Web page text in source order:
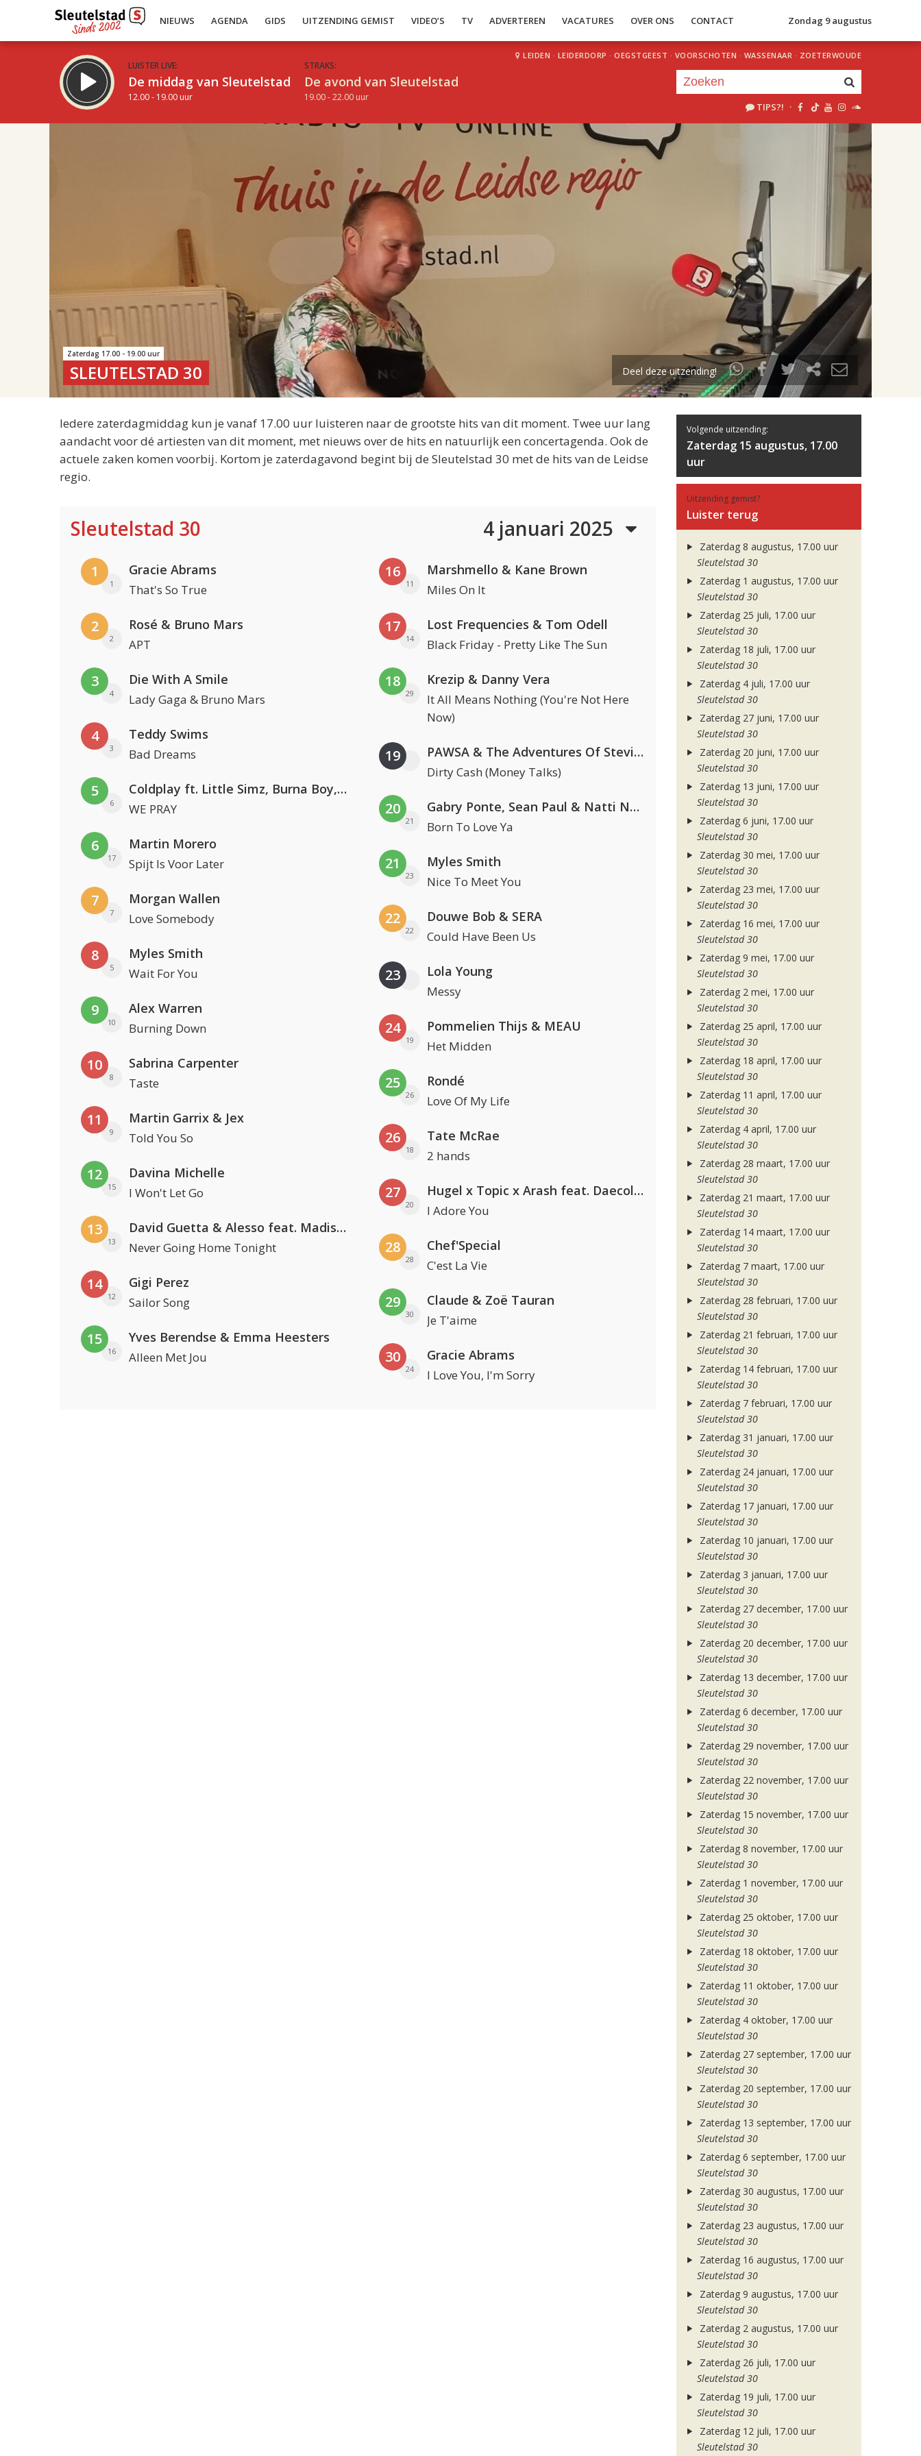
NIEUWS AGENDA GIDS UITZENDING GEMIST VIDEO’S TV ADVERTEREN VACATURES OVER ONS CONTACT Zondag 9 augustus
LUISTER LIVE:
De middag van Sleutelstad
12.00 - 19.00 uur
STRAKS:
De avond van Sleutelstad
19.00 - 22.00 uur
LEIDEN · LEIDERDORP · OEGSTGEEST · VOORSCHOTEN · WASSENAAR · ZOETERWOUDE
TIPS?! ·
uur 1 van 2
Volgend uur
Zaterdag 17.00 - 19.00 uur
SLEUTELSTAD 30 Deel deze uitzending!
Iedere zaterdagmiddag kun je vanaf 17.00 uur luisteren naar de grootste hits van dit moment. Twee uur lang
aandacht voor dé artiesten van dit moment, met nieuws over de hits en natuurlijk een concertagenda. Ook de
actuele zaken komen voorbij. Kortom je zaterdagavond begint bij de Sleutelstad 30 met de hits van de Leidse
regio.
Sleutelstad 30 4 januari 2025
1
1
Gracie Abrams
That's So True
2
2
Rosé & Bruno Mars
APT
3
4
Die With A Smile
Lady Gaga & Bruno Mars
4
3
Teddy Swims
Bad Dreams
5
6
Coldplay ft. Little Simz, Burna Boy, Elyanna & Tini
WE PRAY
6
17
Martin Morero
Spijt Is Voor Later
7
7
Morgan Wallen
Love Somebody
8
5
Myles Smith
Wait For You
9
10
Alex Warren
Burning Down
10
8
Sabrina Carpenter
Taste
11
9
Martin Garrix & Jex
Told You So
12
15
Davina Michelle
I Won't Let Go
13
13
David Guetta & Alesso feat. Madison Love
Never Going Home Tonight
14
12
Gigi Perez
Sailor Song
15
16
Yves Berendse & Emma Heesters
Alleen Met Jou
16
11
Marshmello & Kane Brown
Miles On It
17
14
Lost Frequencies & Tom Odell
Black Friday - Pretty Like The Sun
18
29
Krezip & Danny Vera
It All Means Nothing (You're Not Here
Now)
19 PAWSA & The Adventures Of Stevie V
Dirty Cash (Money Talks)
20
21
Gabry Ponte, Sean Paul & Natti Natasha
Born To Love Ya
21
23
Myles Smith
Nice To Meet You
22
22
Douwe Bob & SERA
Could Have Been Us
23 Lola Young
Messy
24
19
Pommelien Thijs & MEAU
Het Midden
25
26
Rondé
Love Of My Life
26
18
Tate McRae
2 hands
27
20
Hugel x Topic x Arash feat. Daecolm
I Adore You
28
28
Chef'Special
C'est La Vie
29
30
Claude & Zoë Tauran
Je T'aime
30
24
Gracie Abrams
I Love You, I'm Sorry
Volgende uitzending:
Zaterdag 15 augustus, 17.00
uur
Uitzending gemist?
Luister terug
Zaterdag 8 augustus, 17.00 uur
Sleutelstad 30
Zaterdag 1 augustus, 17.00 uur
Sleutelstad 30
Zaterdag 25 juli, 17.00 uur
Sleutelstad 30
Zaterdag 18 juli, 17.00 uur
Sleutelstad 30
Zaterdag 4 juli, 17.00 uur
Sleutelstad 30
Zaterdag 27 juni, 17.00 uur
Sleutelstad 30
Zaterdag 20 juni, 17.00 uur
Sleutelstad 30
Zaterdag 13 juni, 17.00 uur
Sleutelstad 30
Zaterdag 6 juni, 17.00 uur
Sleutelstad 30
Zaterdag 30 mei, 17.00 uur
Sleutelstad 30
Zaterdag 23 mei, 17.00 uur
Sleutelstad 30
Zaterdag 16 mei, 17.00 uur
Sleutelstad 30
Zaterdag 9 mei, 17.00 uur
Sleutelstad 30
Zaterdag 2 mei, 17.00 uur
Sleutelstad 30
Zaterdag 25 april, 17.00 uur
Sleutelstad 30
Zaterdag 18 april, 17.00 uur
Sleutelstad 30
Zaterdag 11 april, 17.00 uur
Sleutelstad 30
Zaterdag 4 april, 17.00 uur
Sleutelstad 30
Zaterdag 28 maart, 17.00 uur
Sleutelstad 30
Zaterdag 21 maart, 17.00 uur
Sleutelstad 30
Zaterdag 14 maart, 17.00 uur
Sleutelstad 30
Zaterdag 7 maart, 17.00 uur
Sleutelstad 30
Zaterdag 28 februari, 17.00 uur
Sleutelstad 30
Zaterdag 21 februari, 17.00 uur
Sleutelstad 30
Zaterdag 14 februari, 17.00 uur
Sleutelstad 30
Zaterdag 7 februari, 17.00 uur
Sleutelstad 30
Zaterdag 31 januari, 17.00 uur
Sleutelstad 30
Zaterdag 24 januari, 17.00 uur
Sleutelstad 30
Zaterdag 17 januari, 17.00 uur
Sleutelstad 30
Zaterdag 10 januari, 17.00 uur
Sleutelstad 30
Zaterdag 3 januari, 17.00 uur
Sleutelstad 30
Zaterdag 27 december, 17.00 uur
Sleutelstad 30
Zaterdag 20 december, 17.00 uur
Sleutelstad 30
Zaterdag 13 december, 17.00 uur
Sleutelstad 30
Zaterdag 6 december, 17.00 uur
Sleutelstad 30
Zaterdag 29 november, 17.00 uur
Sleutelstad 30
Zaterdag 22 november, 17.00 uur
Sleutelstad 30
Zaterdag 15 november, 17.00 uur
Sleutelstad 30
Zaterdag 8 november, 17.00 uur
Sleutelstad 30
Zaterdag 1 november, 17.00 uur
Sleutelstad 30
Zaterdag 25 oktober, 17.00 uur
Sleutelstad 30
Zaterdag 18 oktober, 17.00 uur
Sleutelstad 30
Zaterdag 11 oktober, 17.00 uur
Sleutelstad 30
Zaterdag 4 oktober, 17.00 uur
Sleutelstad 30
Zaterdag 27 september, 17.00 uur
Sleutelstad 30
Zaterdag 20 september, 17.00 uur
Sleutelstad 30
Zaterdag 13 september, 17.00 uur
Sleutelstad 30
Zaterdag 6 september, 17.00 uur
Sleutelstad 30
Zaterdag 30 augustus, 17.00 uur
Sleutelstad 30
Zaterdag 23 augustus, 17.00 uur
Sleutelstad 30
Zaterdag 16 augustus, 17.00 uur
Sleutelstad 30
Zaterdag 9 augustus, 17.00 uur
Sleutelstad 30
Zaterdag 2 augustus, 17.00 uur
Sleutelstad 30
Zaterdag 26 juli, 17.00 uur
Sleutelstad 30
Zaterdag 19 juli, 17.00 uur
Sleutelstad 30
Zaterdag 12 juli, 17.00 uur
Sleutelstad 30